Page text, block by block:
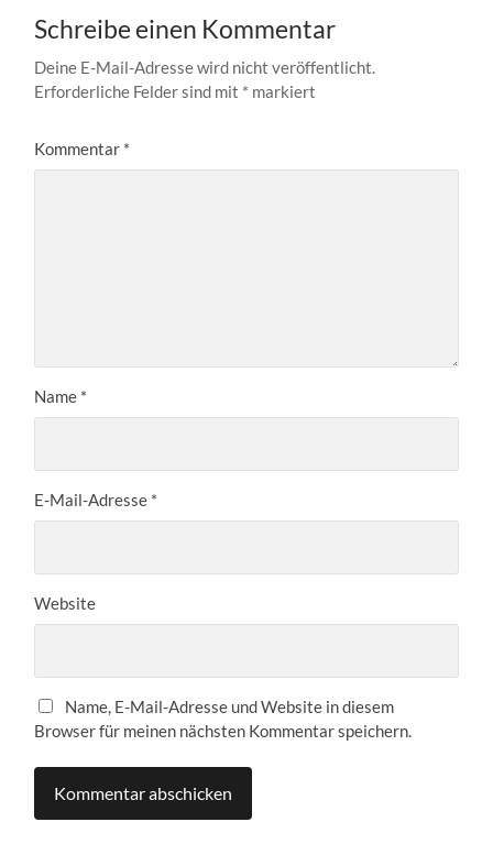
Schreibe einen Kommentar
Deine E-Mail-Adresse wird nicht veröffentlicht.
Erforderliche Felder sind mit * markiert
Kommentar *
Name *
E-Mail-Adresse *
Website
Name, E-Mail-Adresse und Website in diesem
Browser für meinen nächsten Kommentar speichern.